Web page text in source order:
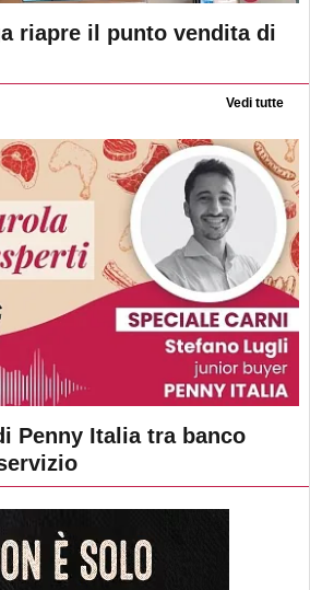
riapre il punto vendita di
Vedi tutte
Penny Italia tra banco